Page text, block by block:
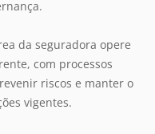
da seguradora opere
com processos
riscos e manter o
vigentes.